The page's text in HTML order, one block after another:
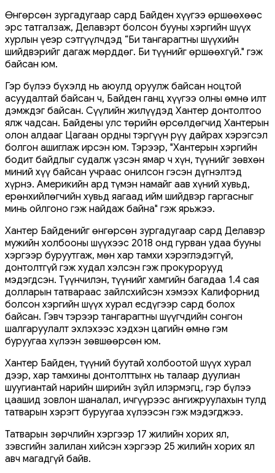
Өнгөрсөн зургадугаар сард Байден хүүгээ өршөөхөөс
эрс татгалзаж, Делавэрт болсон бууны хэргийн шүүх
хурлын үеэр сэтгүүлчдэд “Би тангарагтны шүүхийн
шийдвэрийг дагаж мөрддөг. Би түүнийг өршөөхгүй." гэж
байсан юм.
Гэр бүлээ бүхэлд нь аюулд оруулж байсан ноцтой
асуудалтай байсан ч, Байден ганц хүүгээ олны өмнө илт
дэмждэг байсан. Сүүлийн жилүүдэд Хантер донтолтоо
ялж чадсан. Байдены улс төрийн өрсөлдөгчид Хантерын
олон алдааг Цагаан ордны тэргүүн рүү дайрах хэрэгсэл
болгон ашиглаж ирсэн юм. Тэрээр, "Хантерын хэргийн
бодит байдлыг судалж үзсэн ямар ч хүн, түүнийг зөвхөн
миний хүү байсан учраас онилсон гэсэн дүгнэлтэд
хүрнэ. Америкийн ард түмэн намайг аав хүний хувьд,
ерөнхийлөгчийн хувьд яагаад ийм шийдвэр гаргасныг
минь ойлгоно гэж найдаж байна" гэж ярьжээ.
Хантер Байденийг өнгөрсөн зургадугаар сард Делавэр
мужийн холбооны шүүхээс 2018 онд гурван удаа бууны
хэргээр буруутгаж, мөн хар тамхи хэрэглэдэггүй,
донтолтгүй гэж худал хэлсэн гэж прокурорууд
мэдэгдсэн. Түүнчилэн, түүнийг хамгийн багадаа 1.4 сая
долларын татвараас зайлсхийсэн хэмээх Калифорнид
болсон хэргийн шүүх хурал есдүгээр сард болох
байсан. Гэвч тэрээр тангарагтны шүүгчдийн сонгон
шалгаруулалт эхлэхээс хэдхэн цагийн өмнө гэм
буруугаа хүлээн зөвшөөрсөн юм.
Хантер Байден, түүний буутай холбоотой шүүх хурал
дээр, хар тамхины донтолттынх нь талаар дуулиан
шуугиантай нарийн ширийн зүйл илэрмэгц, гэр бүлээ
цаашид зовлон шаналал, ичгүүрээс ангижруулахын тулд
татварын хэрэгт буруугаа хүлээсэн гэж мэдэгджээ.
Татварын зөрчлийн хэргээр 17 жилийн хорих ял,
зэвсгийн залилан хийсэн хэргээр 25 жилийн хорих ял
авч магадгүй байв.